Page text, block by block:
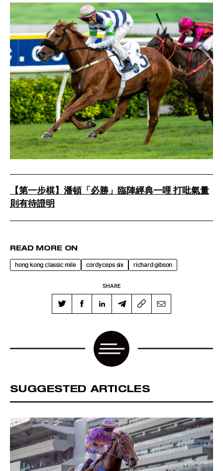
【第一步棋】潘頓「必勝」臨陣經典一哩 打吡氣量
則有待證明
READ MORE ON
hong kong classic mile cordyceps six richard gibson
SHARE
SUGGESTED ARTICLES